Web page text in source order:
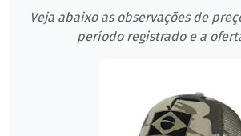
Veja abaixo as observações de
período registrado e a